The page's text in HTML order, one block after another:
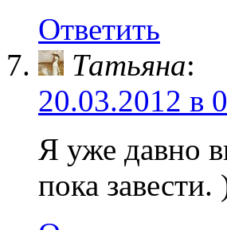
Ответить
Татьяна:
20.03.2012 в
Я уже давно
пока завести.